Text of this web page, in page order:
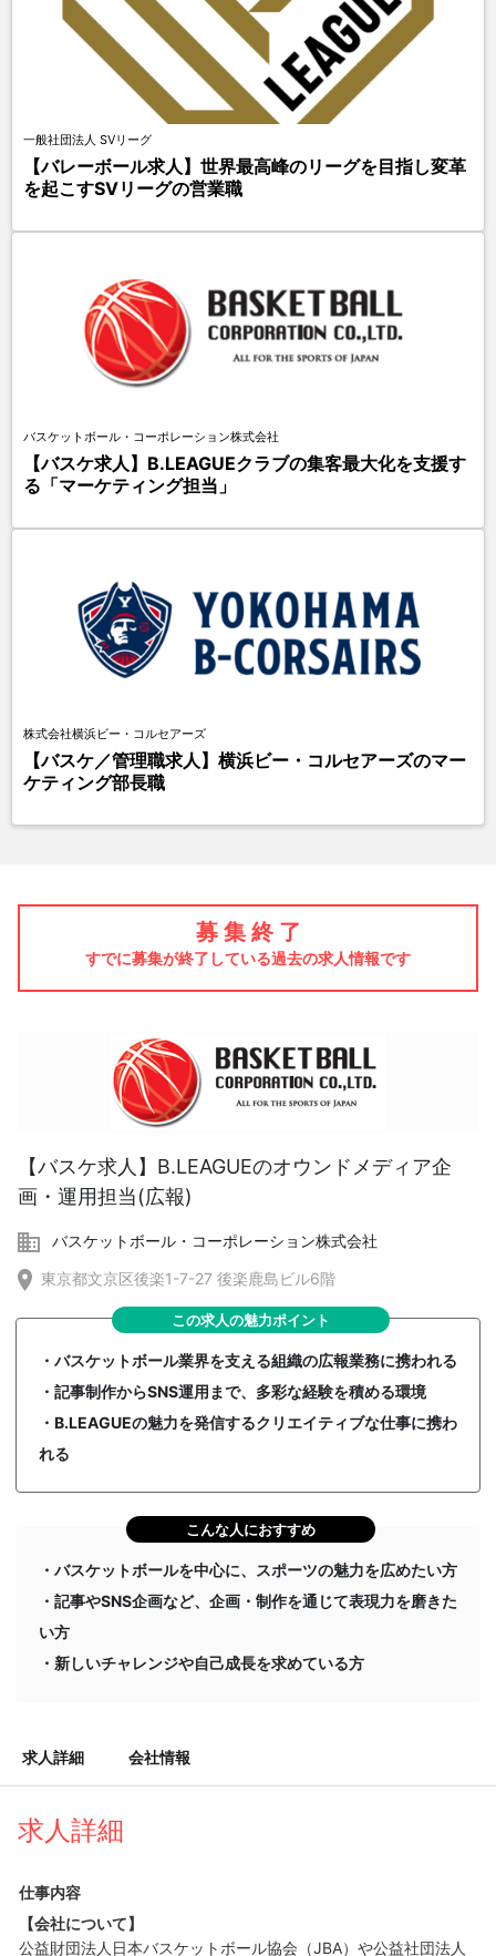
一般社団法人 SVリーグ
【バレーボール求人】世界最高峰のリーグを目指し変革
を起こすSVリーグの営業職
バスケットボール・コーポレーション株式会社
【バスケ求人】B.LEAGUEクラブの集客最大化を支援す
る「マーケティング担当」
株式会社横浜ビー・コルセアーズ
【バスケ／管理職求人】横浜ビー・コルセアーズのマー
ケティング部長職
募 集 終 了
すでに募集が終了している過去の求人情報です
【バスケ求人】B.LEAGUEのオウンドメディア企
画・運用担当(広報)
バスケットボール・コーポレーション株式会社
東京都文京区後楽1-7-27 後楽鹿島ビル6階
この求人の魅力ポイント
・バスケットボール業界を支える組織の広報業務に携われる
・記事制作からSNS運用まで、多彩な経験を積める環境
・B.LEAGUEの魅力を発信するクリエイティブな仕事に携わ
れる
こんな人におすすめ
・バスケットボールを中心に、スポーツの魅力を広めたい方
・記事やSNS企画など、企画・制作を通じて表現力を磨きた
い方
・新しいチャレンジや自己成長を求めている方
求人詳細 会社情報
求人詳細
仕事内容
【会社について】
公益財団法人日本バスケットボール協会（JBA）や公益社団法人